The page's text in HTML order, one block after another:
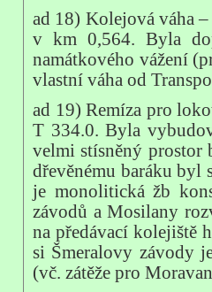
ad 18) Kolejová váha
v km 0,564. Byla
namátkového vážení
vlastní váha od
ad 19) Remíza pro
T 334.0. Byla
velmi stísněný prostor
dřevěnému baráku byl
je monolitická žb
závodů a Mosilany
na předávací kolejiště
si Šmeralovy závody
(vč. zátěže pro